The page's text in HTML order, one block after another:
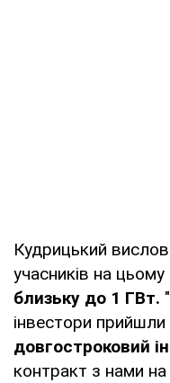
Кудрицький
учасників на цьому
близьку до 1 ГВт.
інвестори прийшли
довгостроковий
контракт з нами на